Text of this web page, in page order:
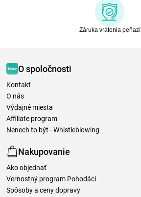
Záruka vrátenia peňazí
O spoločnosti
Kontakt
O nás
Výdajné miesta
Affiliate program
Nenech to být - Whistleblowing
Nakupovanie
Ako objednať
Vernostný program Pohodáci
Spôsoby a ceny dopravy